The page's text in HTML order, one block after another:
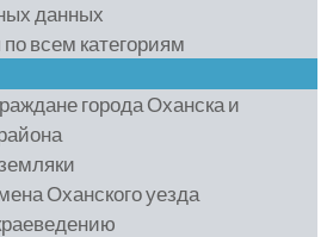
данных
всем категориям
города Оханска и
Оханского уезда